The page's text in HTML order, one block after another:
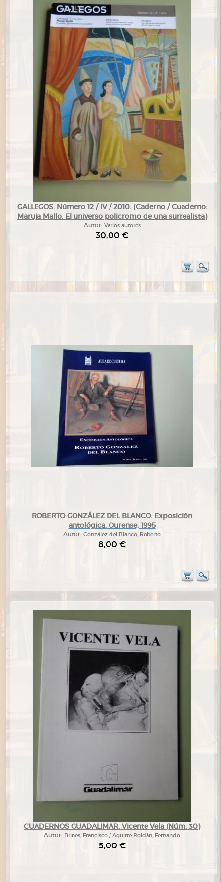
GALLEGOS. Número 12 / IV / 2010. (Caderno / Cuaderno:
Maruja Mallo. El universo policromo de una surrealista)
Autor: Varios autores
30,00 €
ROBERTO GONZÁLEZ DEL BLANCO. Exposición
antológica. Ourense, 1995
Autor: González del Blanco, Roberto
8,00 €
CUADERNOS GUADALIMAR. Vicente Vela (Núm. 30)
Autor: Brines, Francisco / Aguirre Roldán, Fernando
5,00 €